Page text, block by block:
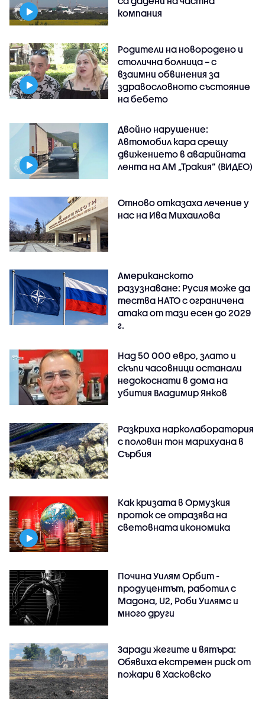
компания
Родители на новородено и
столична болница – с
взаимни обвинения за
здравословното състояние
на бебето
Двойно нарушение:
Автомобил кара срещу
движението в аварийната
лента на АМ „Тракия” (ВИДЕО)
Отново отказаха лечение у
нас на Ива Михаилова
Американското
разузнаване: Русия може да
тества НАТО с ограничена
атака от тази есен до 2029
г.
Над 50 000 евро, злато и
скъпи часовници останали
недокоснати в дома на
убития Владимир Янков
Разкриха нарколаборатория
с половин тон марихуана в
Сърбия
Как кризата в Ормузкия
проток се отразява на
световната икономика
Почина Уилям Орбит -
продуцентът, работил с
Мадона, U2, Роби Уилямс и
много други
Заради жегите и вятъра:
Обявиха екстремен риск от
пожари в Хасковско